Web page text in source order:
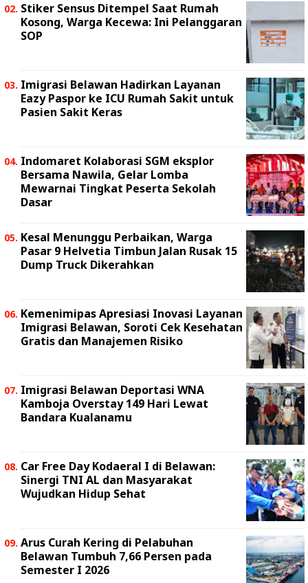
Stiker Sensus Ditempel Saat Rumah
Kosong, Warga Kecewa: Ini Pelanggaran
SOP
Imigrasi Belawan Hadirkan Layanan
Eazy Paspor ke ICU Rumah Sakit untuk
Pasien Sakit Keras
Indomaret Kolaborasi SGM eksplor
Bersama Nawila, Gelar Lomba
Mewarnai Tingkat Peserta Sekolah
Dasar
Kesal Menunggu Perbaikan, Warga
Pasar 9 Helvetia Timbun Jalan Rusak 15
Dump Truck Dikerahkan
Kemenimipas Apresiasi Inovasi Layanan
Imigrasi Belawan, Soroti Cek Kesehatan
Gratis dan Manajemen Risiko
Imigrasi Belawan Deportasi WNA
Kamboja Overstay 149 Hari Lewat
Bandara Kualanamu
Car Free Day Kodaeral I di Belawan:
Sinergi TNI AL dan Masyarakat
Wujudkan Hidup Sehat
Arus Curah Kering di Pelabuhan
Belawan Tumbuh 7,66 Persen pada
Semester I 2026